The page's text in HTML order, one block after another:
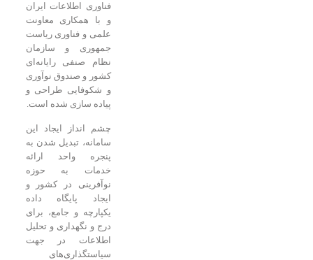
فناوری اطلاعات ایران
و با همکاری معاونت
علمی و فناوری ریاست
جمهوری و سازمان
نظام صنفی رایانه‌ای
کشور و صندوق نوآوری
و شکوفایی طراحی و
پیاده سازی شده است.
چشم انداز ایجاد این
سامانه، تبدیل شدن به
پنجره واحد ارائه
خدمات به حوزه
نوآفرینی در کشور و
ایجاد پایگاه داده
یکپارچه و جامع، برای
درج و نگهداری و تحلیل
اطلاعات در جهت
سیاستگذاری‌های